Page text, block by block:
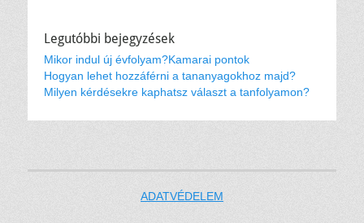
Legutóbbi bejegyzések
Mikor indul új évfolyam?Kamarai pontok
Hogyan lehet hozzáférni a tananyagokhoz majd?
Milyen kérdésekre kaphatsz választ a tanfolyamon?
ADATVÉDELEM